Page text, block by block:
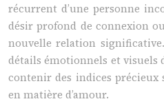
récurrent d’une personne
désir profond de connexion
nouvelle relation
détails émotionnels et visuels
contenir des indices précieux
en matière d’amour.